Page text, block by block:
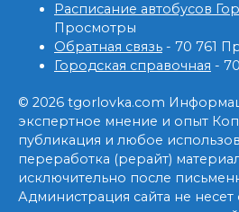
Расписание автобусов
Просмотры
Обратная связь - 70 761
Городская справочная -
© 2026 tgorlovka.com
экспертное мнение и опыт
публикация и любое
переработка (рерайт)
исключительно после
Администрация сайта не несет